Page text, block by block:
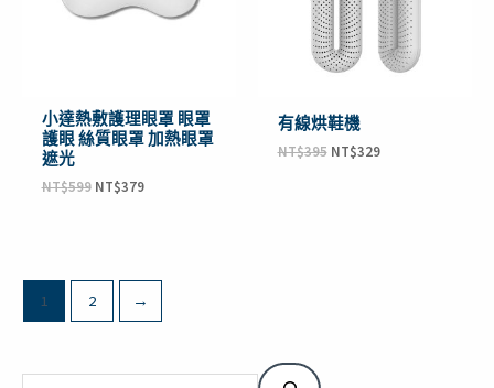
搜
8
3
13
3
1
2
2
5
1
28
2
1
3
8
1
1
3
4
41
2
1 2 3
8
3
222
1 4
3
2
2
1
1 3
346
11
4
5 3
1
2
3 4
2
2 1
1
小達熱敷護理眼罩 眼罩
護眼 絲質眼罩 加熱眼罩
遮光
NT$599 NT$379
有線烘鞋機
NT$395 NT$329
1 2 →